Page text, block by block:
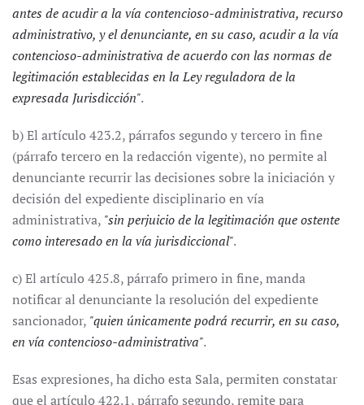
antes de acudir a la vía contencioso-administrativa, recurso
administrativo, y el denunciante, en su caso, acudir a la vía
contencioso-administrativa de acuerdo con las normas de
legitimación establecidas en la Ley reguladora de la
expresada Jurisdicción".
b) El artículo 423.2, párrafos segundo y tercero in fine
(párrafo tercero en la redacción vigente), no permite al
denunciante recurrir las decisiones sobre la iniciación y
decisión del expediente disciplinario en vía
administrativa, "sin perjuicio de la legitimación que ostente
como interesado en la vía jurisdiccional".
c) El artículo 425.8, párrafo primero in fine, manda
notificar al denunciante la resolución del expediente
sancionador, "quien únicamente podrá recurrir, en su caso,
en vía contencioso-administrativa".
Esas expresiones, ha dicho esta Sala, permiten constatar
que el artículo 422.1, párrafo segundo, remite para